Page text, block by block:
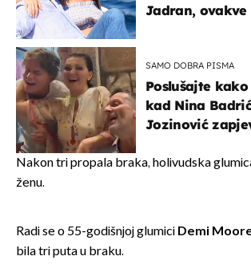
Jadran,
SAMO DOBRA PISMA
Poslušajte
kad Nina
Jozinović
Nakon tri propala braka, holivudska
ženu.
Radi se o 55-godišnjoj glumici Demi
bila tri puta u braku.